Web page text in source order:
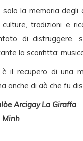
la memoria degli
tradizioni e
di distruggere,
la sconfitta:
il recupero di una
anche di ciò che fu
Arcigay La Giraffa
Minh